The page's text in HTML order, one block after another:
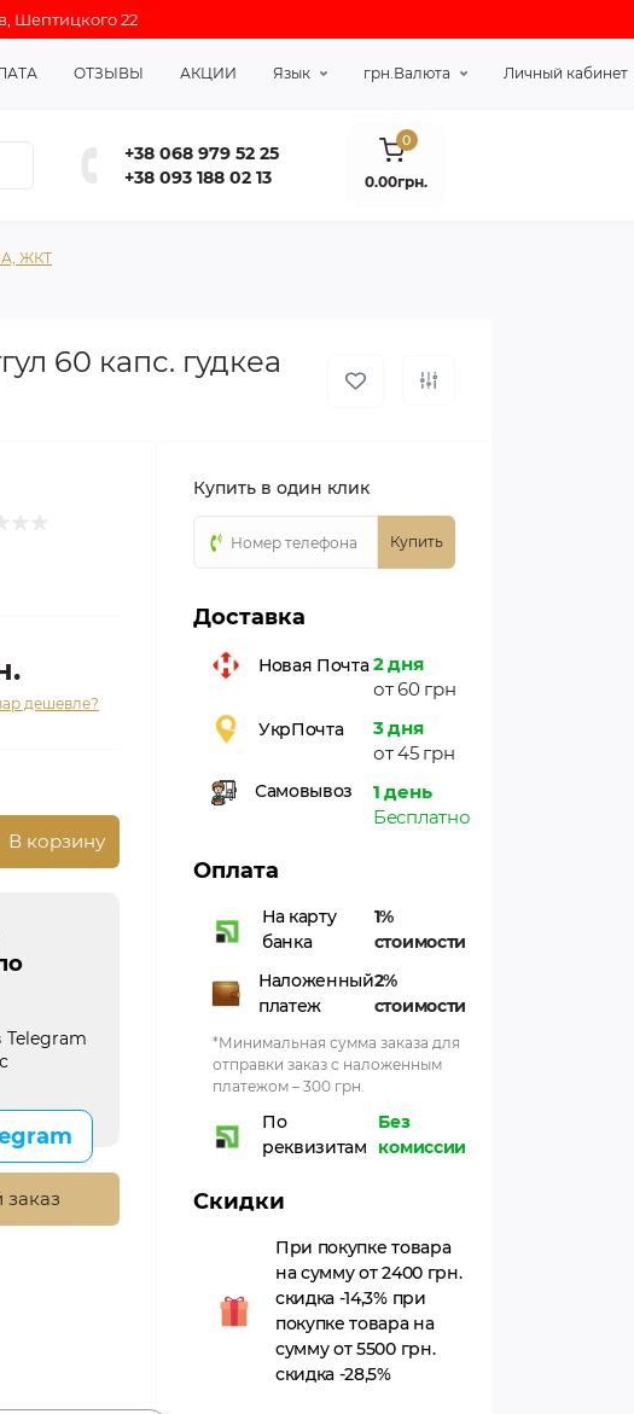
Шептицкого 22
ОТЗЫВЫ АКЦИИ Язык грн.Валюта Личный кабинет
+38 068 979 52 25
+38 093 188 02 13
0
0.00грн.
ЖКТ
60 капс. гудкеа
дешевле?
В корзину
Купить в один клик
Купить
Доставка
Новая Почта 2 дня
от 60 грн
УкрПочта
3 дня
от 45 грн
Самовывоз
1 день
Бесплатно
Оплата
На карту
банка
1%
стоимости
Наложенный
платеж
2%
стоимости
*Минимальная сумма заказа для
отправки заказ с наложенным
платежом – 300 грн.
По
реквизитам
Без
комиссии
Скидки
При покупке товара
на сумму от 2400 грн.
скидка -14,3% при
покупке товара на
сумму от 5500 грн.
скидка -28,5%